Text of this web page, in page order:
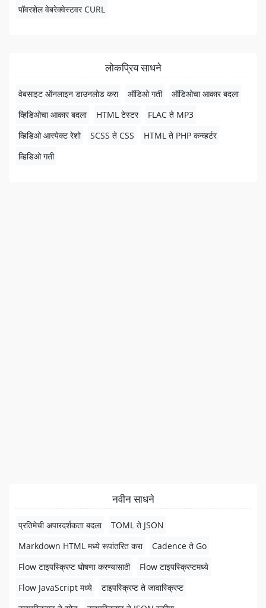
पॉवरशेल वेबरेक्वेस्टवर CURL
लोकप्रिय साधने
वेबसाइट ऑनलाइन डाउनलोड करा ऑडिओ गती
ऑडिओचा आकार बदला
व्हिडिओचा आकार बदला
HTML टेस्टर
FLAC ते MP3
व्हिडिओ आस्पेक्ट रेशो
SCSS ते CSS
HTML ते PHP कन्व्हर्टर
व्हिडिओ गती
नवीन साधने
प्रतिमेची अपारदर्शकता बदला
TOML ते JSON
Markdown HTML मध्ये रूपांतरित करा
Cadence ते Go
Flow टाइपस्क्रिप्ट घोषणा करण्यासाठी
Flow टाइपस्क्रिप्टमध्ये
Flow JavaScript मध्ये
टाइपस्क्रिप्ट ते जावास्क्रिप्ट